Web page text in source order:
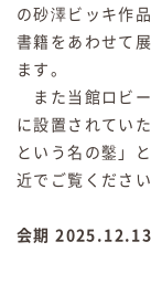
の砂澤ビッキ作
書籍をあわせて
ます。
また当館ロビ
に設置されてい
という名の鑿」
近でご覧ください
会期